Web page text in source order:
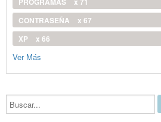
CONTRASEÑA
x 67
XP
x 66
Ver Más
Buscar...